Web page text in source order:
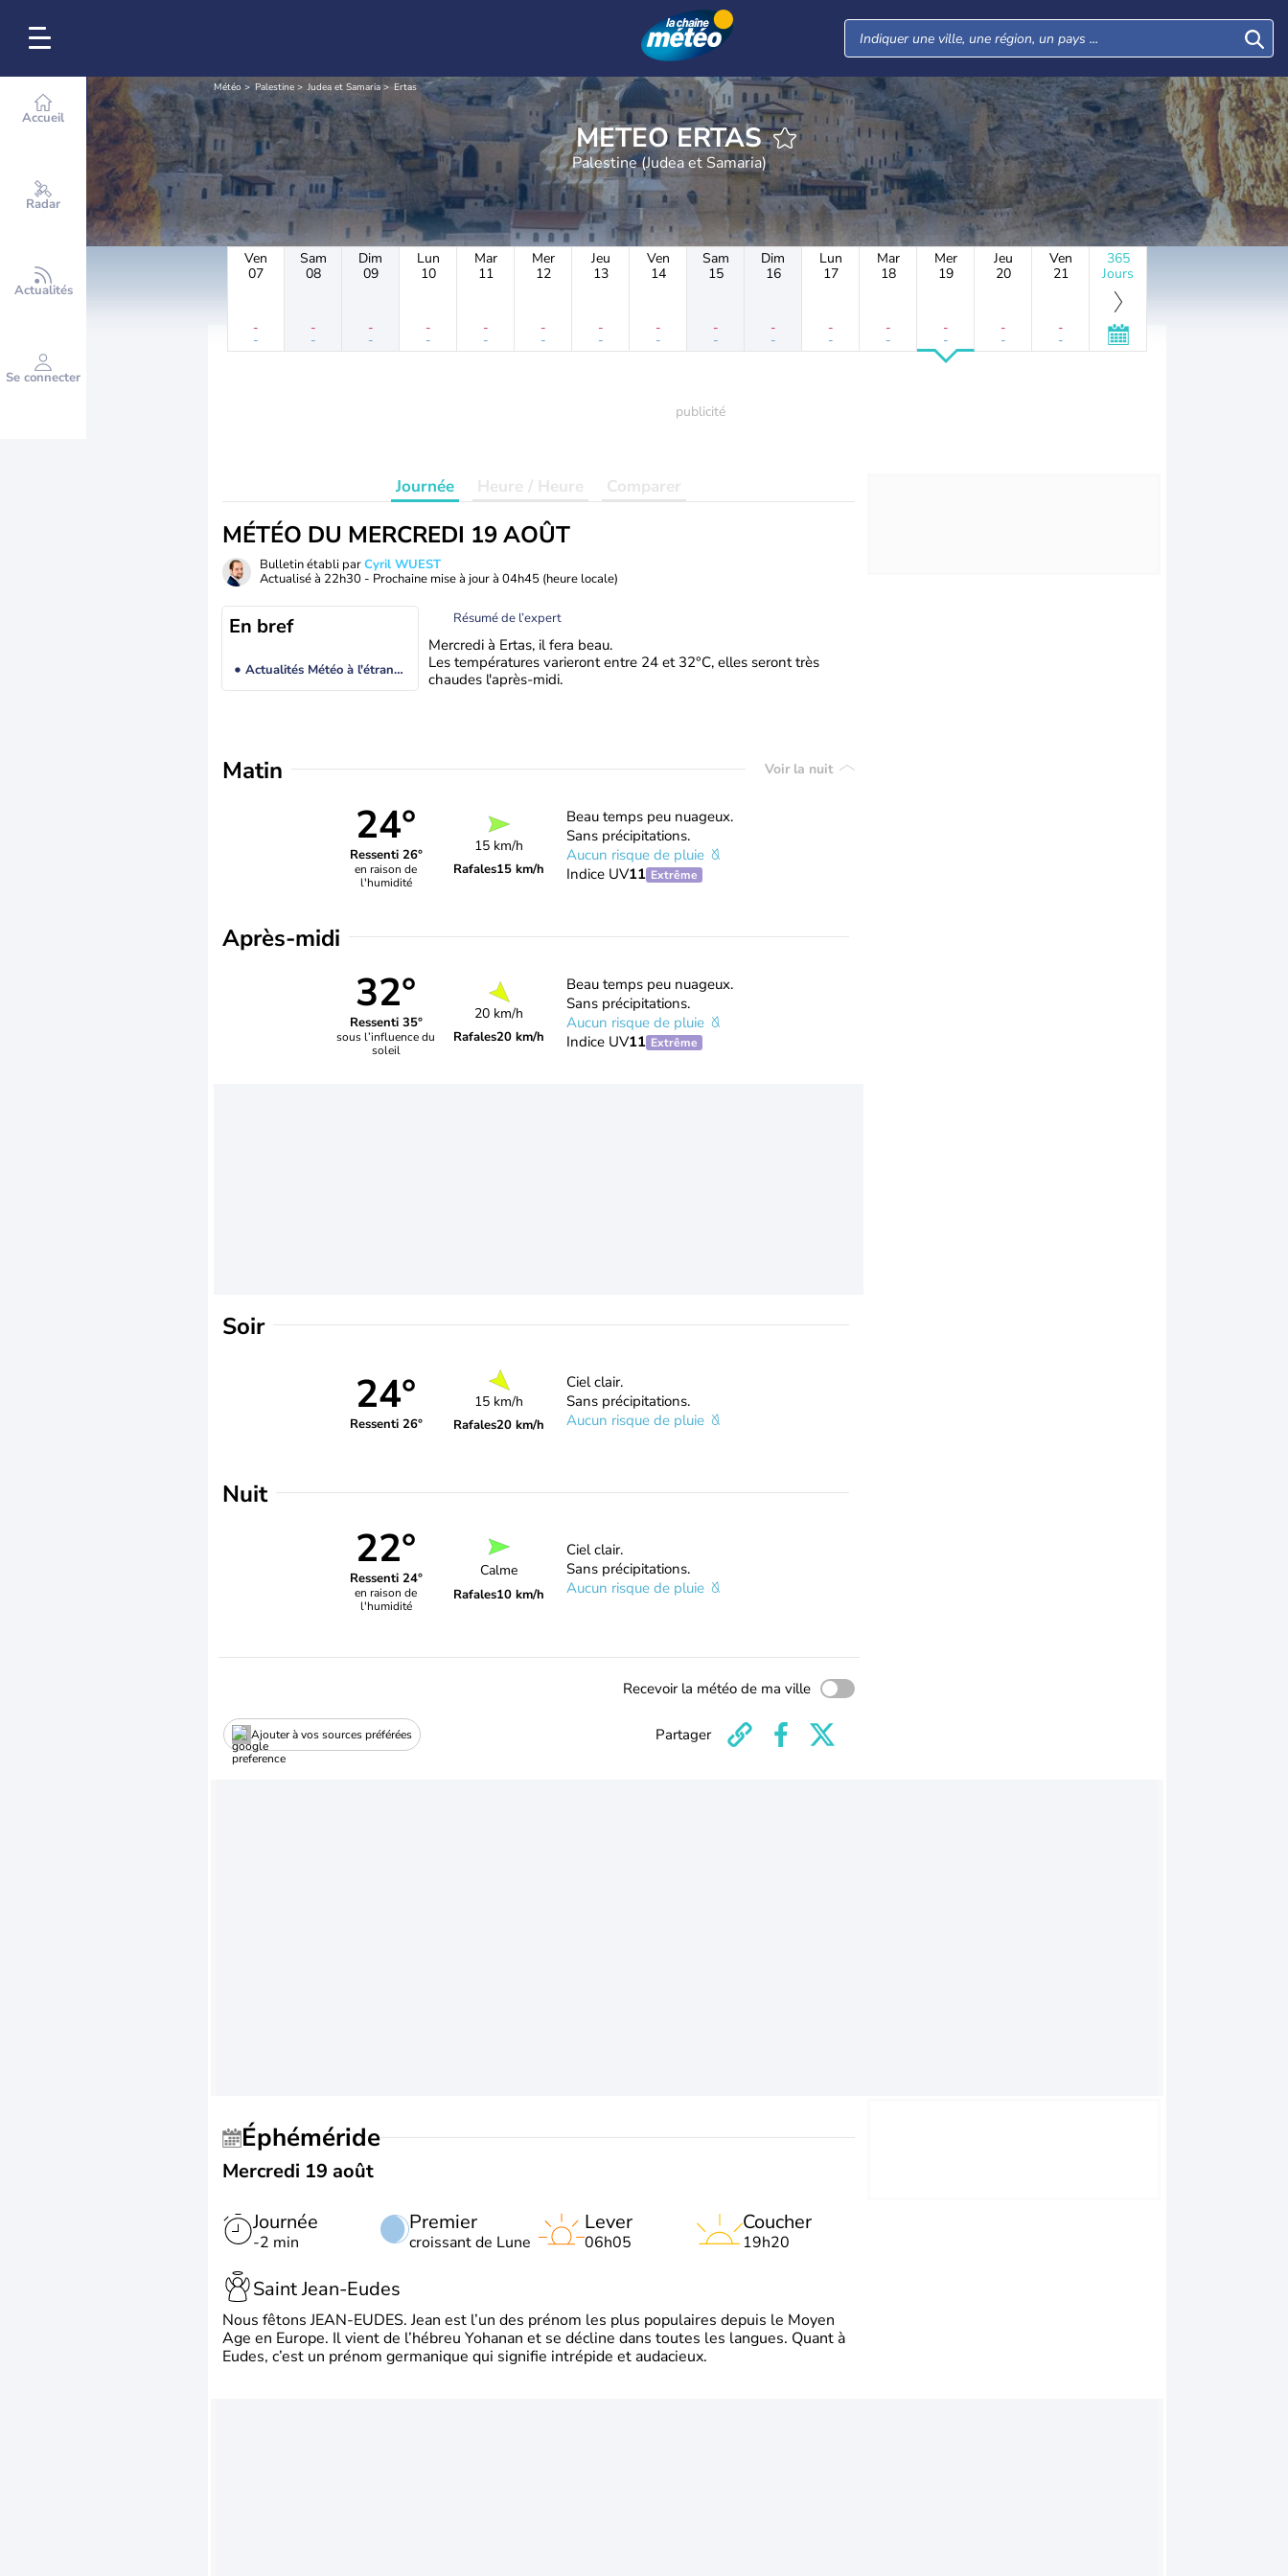
Accueil
Radar
Actualités
Se connecter
Météo Palestine Judea et Samaria Ertas
METEO ERTAS
Palestine (Judea et Samaria)
Ven
07
-
-
Sam
08
-
-
Dim
09
-
-
Lun
10
-
-
Mar
11
-
-
Mer
12
-
-
Jeu
13
-
-
Ven
14
-
-
Sam
15
-
-
Dim
16
-
-
Lun
17
-
-
Mar
18
-
-
Mer
19
-
-
Jeu
20
-
-
Ven
21
-
-
365
Jours
Journée Heure / Heure Comparer
MÉTÉO DU MERCREDI 19 AOÛT
Bulletin établi parCyril WUEST
Actualisé à 22h30 - Prochaine mise à jour à 04h45 (heure locale)
En bref
Actualités Météo à l'étranger
Résumé de l’expert
Mercredi à Ertas, il fera beau.
Les températures varieront entre 24 et 32°C, elles seront très
chaudes l'après-midi.
Matin Voir la nuit
24°
Ressenti 26°
en raison de
l'humidité
15 km/h
Rafales15 km/h
Beau temps peu nuageux.
Sans précipitations.
Aucun risque de pluie
Indice UV11 Extrême
Après-midi
32°
Ressenti 35°
sous l’influence du
soleil
20 km/h
Rafales20 km/h
Beau temps peu nuageux.
Sans précipitations.
Aucun risque de pluie
Indice UV11 Extrême
Soir
24°
Ressenti 26°
15 km/h
Rafales20 km/h
Ciel clair.
Sans précipitations.
Aucun risque de pluie
Nuit
22°
Ressenti 24°
en raison de
l'humidité
Calme
Rafales10 km/h
Ciel clair.
Sans précipitations.
Aucun risque de pluie
Recevoir la météo de ma ville
Ajouter à vos sources préférées Partager
Éphéméride
Mercredi 19 août
Journée
-2 min
Premier
croissant de Lune
Lever
06h05
Coucher
19h20
Saint Jean-Eudes
Nous fêtons JEAN-EUDES. Jean est l’un des prénom les plus populaires depuis le Moyen
Age en Europe. Il vient de l’hébreu Yohanan et se décline dans toutes les langues. Quant à
Eudes, c’est un prénom germanique qui signifie intrépide et audacieux.